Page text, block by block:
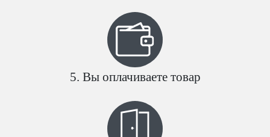
Вы оплачиваете товар